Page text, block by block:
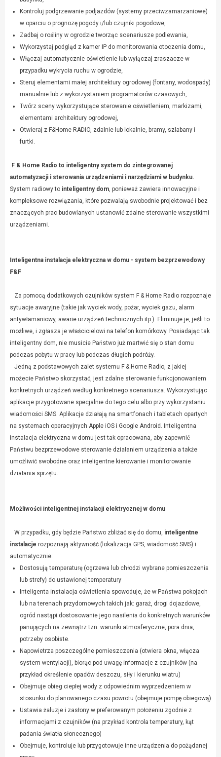
Kontroluj podgrzewanie podjazdów (systemy przeciwzamarzaniowe)
w oparciu o prognozę pogody i/lub czujniki pogodowe,
Zadbaj o rośliny w ogrodzie tworząc scenariusze podlewania,
Wykorzystaj podgląd z kamer IP do monitorowania otoczenia domu,
Włączaj automatycznie oświetlenie lub wyłączaj zraszacze w
przypadku wykrycia ruchu w ogrodzie,
Steruj elementami małej architektury ogrodowej (fontany, wodospady)
manualnie lub z wykorzystaniem programatorów czasowych,
Twórz sceny wykorzystujące sterowanie oświetleniem, markizami,
elementami architektury ogrodowej,
Otwieraj z F&Home RADIO, zdalnie lub lokalnie, bramy, szlabany i
furtki.
F & Home Radio to inteligentny system do zintegrowanej
automatyzacji i sterowania urządzeniami i narzędziami w budynku.
System radiowy to inteligentny dom, ponieważ zawiera innowacyjne i
kompleksowe rozwiązania, które pozwalają swobodnie projektować i bez
znaczących prac budowlanych ustanowić zdalne sterowanie wszystkimi
urządzeniami.
Inteligentna instalacja elektryczna w domu - system bezprzewodowy
F&F
Za pomocą dodatkowych czujników system F & Home Radio rozpoznaje
sytuacje awaryjne (takie jak wyciek wody, pożar, wyciek gazu, alarm
antywłamaniowy, awarie urządzeń technicznych itp.). Eliminuje je, jeśli to
możliwe, i zgłasza je właścicielowi na telefon komórkowy. Posiadając tak
inteligentny dom, nie musicie Państwo już martwić się o stan domu
podczas pobytu w pracy lub podczas długich podróży.
Jedną z podstawowych zalet systemu F & Home Radio, z jakiej
możecie Państwo skorzystać, jest zdalne sterowanie funkcjonowaniem
konkretnych urządzeń według konkretnego scenariusza. Wykorzystując
aplikacje przygotowane specjalnie do tego celu albo przy wykorzystaniu
wiadomości SMS. Aplikacje działają na smartfonach i tabletach opartych
na systemach operacyjnych Apple iOS i Google Android. Inteligentna
instalacja elektryczna w domu jest tak opracowana, aby zapewnić
Państwu bezprzewodowe sterowanie działaniem urządzenia a także
umożliwić swobodne oraz inteligentne kierowanie i monitorowanie
działania sprzętu.
Możliwości inteligentnej instalacji elektrycznej w domu
W przypadku, gdy będzie Państwo zbliżać się do domu, inteligentne
instalacje rozpoznają aktywność (lokalizacja GPS, wiadomość SMS) i
automatycznie:
Dostosują temperaturę (ogrzewa lub chłodzi wybrane pomieszczenia
lub strefy) do ustawionej temperatury
Inteligenta instalacja oświetlenia spowoduje, że w Państwa pokojach
lub na terenach przydomowych takich jak: garaż, drogi dojazdowe,
ogród nastąpi dostosowanie jego nasilenia do konkretnych warunków
panujących na zewnątrz tzn. warunki atmosferyczne, pora dnia,
potrzeby osobiste.
Napowietrza poszczególne pomieszczenia (otwiera okna, włącza
system wentylacji), biorąc pod uwagę informacje z czujników (na
przykład określenie opadów deszczu, siły i kierunku wiatru)
Obejmuje obieg ciepłej wody z odpowiednim wyprzedzeniem w
stosunku do planowanego czasu powrotu (obejmuje pompę obiegową)
Ustawia żaluzje i zasłony w preferowanym położeniu zgodnie z
informacjami z czujników (na przykład kontrola temperatury, kąt
padania światła słonecznego)
Obejmuje, kontroluje lub przygotowuje inne urządzenia do pożądanej